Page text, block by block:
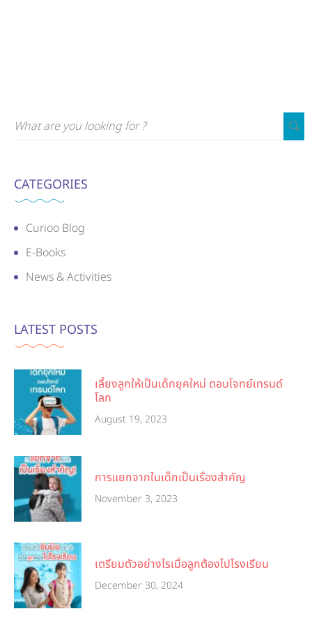
CATEGORIES
Curioo Blog
E-Books
News & Activities
LATEST POSTS
เลี้ยงลูกให้เป็นเด็กยุคใหม่ ตอบโจทย์เทรนด์
โลก
August 19, 2023
การแยกจากในเด็กเป็นเรื่องสำคัญ
November 3, 2023
เตรียมตัวอย่างไรเมื่อลูกต้องไปโรงเรียน
December 30, 2024